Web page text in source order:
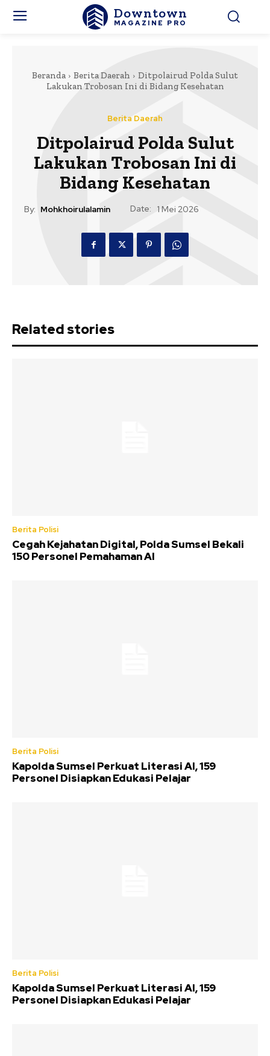
Downtown
MAGAZINE PRO
Beranda Berita Daerah
Ditpolairud Polda Sulut
Lakukan Trobosan Ini di Bidang Kesehatan
Berita Daerah
Ditpolairud Polda Sulut
Lakukan Trobosan Ini di
Bidang Kesehatan
By: Mohkhoirulalamin Date: 1 Mei 2026
Related stories
Berita Polisi
Cegah Kejahatan Digital, Polda Sumsel Bekali
150 Personel Pemahaman AI
Berita Polisi
Kapolda Sumsel Perkuat Literasi AI, 159
Personel Disiapkan Edukasi Pelajar
Berita Polisi
Kapolda Sumsel Perkuat Literasi AI, 159
Personel Disiapkan Edukasi Pelajar